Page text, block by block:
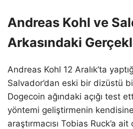
Andreas Kohl ve
Arkasındaki
Andreas Kohl 12 Aralık’ta
Salvador’dan eski bir dizüstü
Dogecoin ağındaki açığı test
yöntemi geliştirmenin
araştırmacısı Tobias Ruck’a